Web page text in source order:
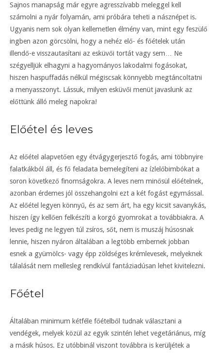
Sajnos manapság már egyre agresszívabb meleggel kell
számolni a nyár folyamán, ami próbára teheti a násznépet is.
Ugyanis nem sok olyan kellemetlen élmény van, mint egy feszülő
ingben azon görcsölni, hogy a nehéz elő- és főételek után
illendő-e visszautasítani az esküvői tortát vagy sem… Ne
szégyelljük elhagyni a hagyományos lakodalmi fogásokat,
hiszen haspuffadás nélkül mégiscsak könnyebb megtáncoltatni
a menyasszonyt. Lássuk, milyen esküvői menüt javaslunk az
előttünk álló meleg napokra!
Előétel és leves
Az előétel alapvetően egy étvágygerjesztő fogás, ami többnyire
falatkákból áll, és fő feladata bemelegíteni az ízlelőbimbókat a
soron következő finomságokra. A leves nem minősül előételnek,
azonban érdemes jól összehangolni ezt a két fogást egymással.
Az előétel legyen könnyű, és az sem árt, ha egy kicsit savanykás,
hiszen így kellően felkészíti a korgó gyomrokat a továbbiakra. A
leves pedig ne legyen túl zsíros, sőt, nem is muszáj húsosnak
lennie, hiszen nyáron általában a legtöbb embernek jobban
esnek a gyümölcs- vagy épp zöldséges krémlevesek, melyeknek
tálalását nem mellesleg rendkívül fantáziadúsan lehet kivitelezni.
Főétel
Általában minimum kétféle főételből tudnak választani a
vendégek, melyek közül az egyik szintén lehet vegetáriánus, míg
a másik húsos. Ez utóbbinál viszont továbbra is kerüljétek a